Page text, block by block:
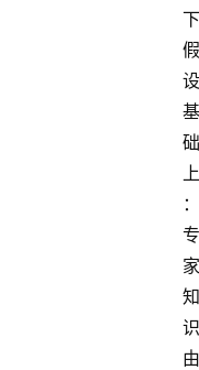
下
假
设
基
础
上
：
专
家
知
识
由